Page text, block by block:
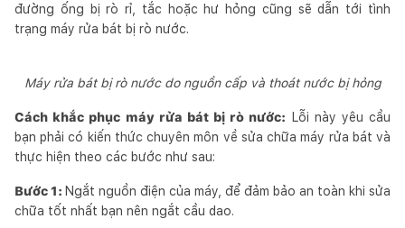
đường ống bị rò rỉ, tắc hoặc hư hỏng cũng sẽ dẫn tới tình
trạng máy rửa bát bị rò nước.
Máy rửa bát bị rò nước do nguồn cấp và thoát nước bị hỏng
Cách khắc phục máy rửa bát bị rò nước: Lỗi này yêu cầu
bạn phải có kiến thức chuyên môn về sửa chữa máy rửa bát và
thực hiện theo các bước như sau:
Bước 1: Ngắt nguồn điện của máy, để đảm bảo an toàn khi sửa
chữa tốt nhất bạn nên ngắt cầu dao.